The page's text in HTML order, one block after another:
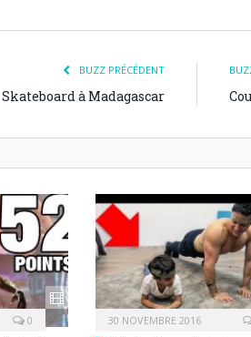
BUZZ PRÉCÉDENT
Skateboard à Madagascar
0 30 NOVEMBRE 2016